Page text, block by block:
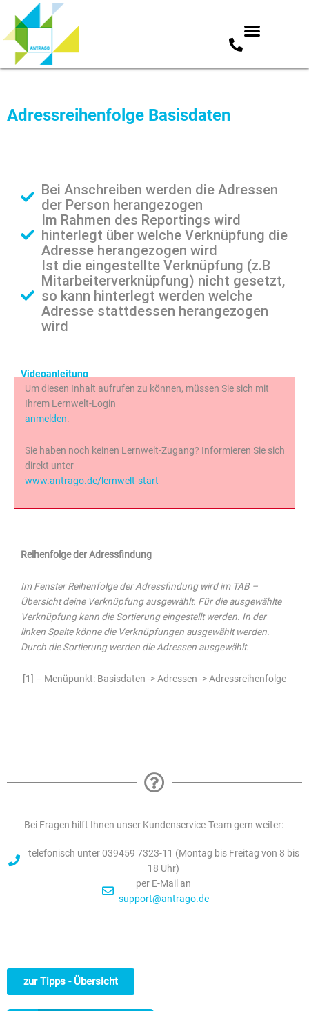
springen
Adressreihenfolge Basisdaten
Bei Anschreiben werden die Adressen
der Person herangezogen
Im Rahmen des Reportings wird
hinterlegt über welche Verknüpfung die
Adresse herangezogen wird
Ist die eingestellte Verknüpfung (z.B
Mitarbeiterverknüpfung) nicht gesetzt,
so kann hinterlegt werden welche
Adresse stattdessen herangezogen
wird
Videoanleitung
Um diesen Inhalt aufrufen zu können, müssen Sie sich mit
Ihrem Lernwelt-Login
anmelden.
Sie haben noch keinen Lernwelt-Zugang? Informieren Sie sich
direkt unter
www.antrago.de/lernwelt-start
Reihenfolge der Adressfindung
Im Fenster Reihenfolge der Adressfindung wird im TAB –
Übersicht deine Verknüpfung ausgewählt. Für die ausgewählte
Verknüpfung kann die Sortierung eingestellt werden. In der
linken Spalte könne die Verknüpfungen ausgewählt werden.
Durch die Sortierung werden die Adressen ausgewählt.
[1] – Menüpunkt: Basisdaten -> Adressen -> Adressreihenfolge
Bei Fragen hilft Ihnen unser Kundenservice-Team gern weiter:
telefonisch unter 039459 7323-11 (Montag bis Freitag von 8 bis
18 Uhr)
per E-Mail an
support@antrago.de
zur Tipps - Übersicht